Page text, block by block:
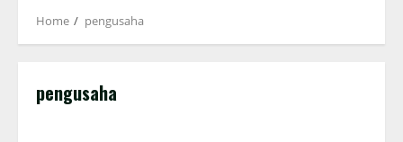
Home pengusaha
pengusaha